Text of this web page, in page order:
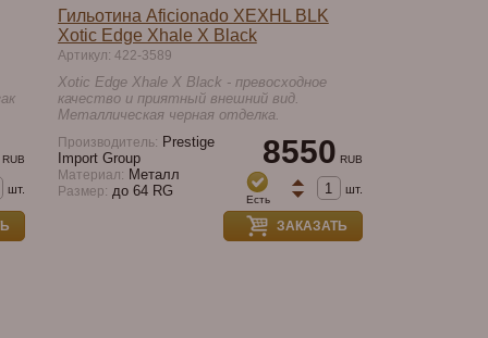
шт.
Гильотина Aficionado XEXHL BLK
Xotic Edge Xhale X Black
Артикул: 422-3589
Xotic Edge Xhale X Black - превосходное
качество и приятный внешний вид.
Металлическая черная отделка.
Производитель: Prestige
Import Group
Материал: Металл
Размер: до 64 RG
8550 RUB
Есть
шт.
ЗАКАЗАТЬ